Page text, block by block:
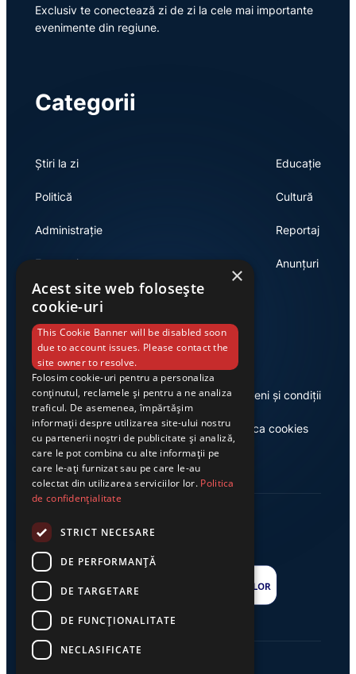
Exclusiv te conectează zi de zi la cele mai importante
evenimente din regiune.
Categorii
Știri la zi
Politică
Administrație
Economie
Educație
Cultură
Reportaj
Anunțuri
Link-uri utile
Despre noi
Casa de editură Exclusiv
Termeni și condiții
Politica cookies
×
Acest site web folosește
cookie-uri
This Cookie Banner will be disabled soon
due to account issues. Please contact the
site owner to resolve.
Folosim cookie-uri pentru a personaliza
conținutul, reclamele și pentru a ne analiza
traficul. De asemenea, împărtășim
informații despre utilizarea site-ului nostru
cu partenerii noștri de publicitate și analiză,
care le pot combina cu alte informații pe
care le-ați furnizat sau pe care le-au
colectat din utilizarea serviciilor lor. Politica
de confidențialitate
STRICT NECESARE
DE PERFORMANȚĂ
DE TARGETARE
DE FUNCŢIONALITATE
NECLASIFICATE